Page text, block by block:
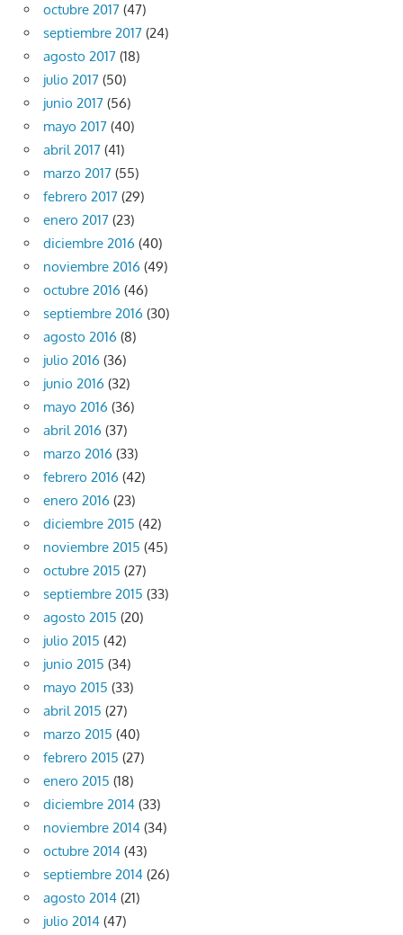
octubre 2017 (47)
septiembre 2017 (24)
agosto 2017 (18)
julio 2017 (50)
junio 2017 (56)
mayo 2017 (40)
abril 2017 (41)
marzo 2017 (55)
febrero 2017 (29)
enero 2017 (23)
diciembre 2016 (40)
noviembre 2016 (49)
octubre 2016 (46)
septiembre 2016 (30)
agosto 2016 (8)
julio 2016 (36)
junio 2016 (32)
mayo 2016 (36)
abril 2016 (37)
marzo 2016 (33)
febrero 2016 (42)
enero 2016 (23)
diciembre 2015 (42)
noviembre 2015 (45)
octubre 2015 (27)
septiembre 2015 (33)
agosto 2015 (20)
julio 2015 (42)
junio 2015 (34)
mayo 2015 (33)
abril 2015 (27)
marzo 2015 (40)
febrero 2015 (27)
enero 2015 (18)
diciembre 2014 (33)
noviembre 2014 (34)
octubre 2014 (43)
septiembre 2014 (26)
agosto 2014 (21)
julio 2014 (47)